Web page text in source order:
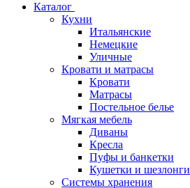
Каталог
Кухни
Итальянские
Немецкие
Уличные
Кровати и матрасы
Кровати
Матрасы
Постельное белье
Мягкая мебель
Диваны
Кресла
Пуфы и банкетки
Кушетки и шезлонги
Системы хранения